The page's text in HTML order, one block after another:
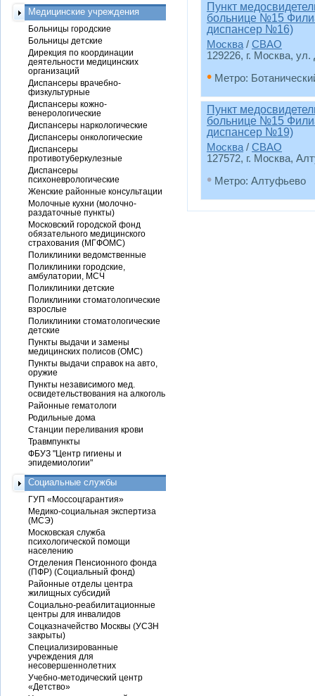
Пункт
больнице №15
диспансер №16)
Москва / СВАО
129226, г. Москва,
• Метро:
Пункт
больнице №15
диспансер №19)
Москва / СВАО
127572, г. Москва,
• Метро: Алтуфьево
Медицинские учреждения
Больницы городские
Больницы детские
Дирекция по координации
деятельности медицинских
организаций
Диспансеры врачебно-
физкультурные
Диспансеры кожно-
венерологические
Диспансеры наркологические
Диспансеры онкологические
Диспансеры
противотуберкулезные
Диспансеры
психоневрологические
Женские районные консультации
Молочные кухни (молочно-
раздаточные пункты)
Московский городской фонд
обязательного медицинского
страхования (МГФОМС)
Поликлиники ведомственные
Поликлиники городские,
амбулатории, МСЧ
Поликлиники детские
Поликлиники стоматологические
взрослые
Поликлиники стоматологические
детские
Пункты выдачи и замены
медицинских полисов (ОМС)
Пункты выдачи справок на авто,
оружие
Пункты независимого мед.
освидетельствования на алкоголь
Районные гематологи
Родильные дома
Станции переливания крови
Травмпункты
ФБУЗ "Центр гигиены и
эпидемиологии"
Социальные службы
ГУП «Моссоцгарантия»
Медико-социальная экспертиза
(МСЭ)
Московская служба
психологической помощи
населению
Отделения Пенсионного фонда
(ПФР) (Социальный фонд)
Районные отделы центра
жилищных субсидий
Социально-реабилитационные
центры для инвалидов
Соцказначейство Москвы (УСЗН
закрыты)
Специализированные
учреждения для
несовершеннолетних
Учебно-методический центр
«Детство»